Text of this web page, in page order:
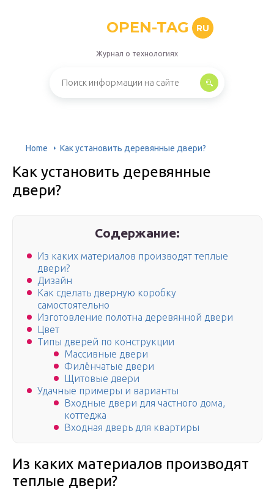
OPEN-TAG RU
Журнал о технологиях
Home Как установить деревянные двери?
Как установить деревянные
двери?
Содержание:
Из каких материалов производят теплые
двери?
Дизайн
Как сделать дверную коробку
самостоятельно
Изготовление полотна деревянной двери
Цвет
Типы дверей по конструкции
Массивные двери
Филёнчатые двери
Щитовые двери
Удачные примеры и варианты
Входные двери для частного дома,
коттеджа
Входная дверь для квартиры
Из каких материалов производят
теплые двери?